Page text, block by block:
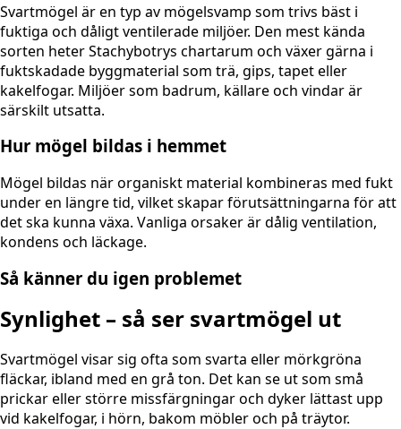
Svartmögel är en typ av mögelsvamp som trivs bäst i
fuktiga och dåligt ventilerade miljöer. Den mest kända
sorten heter Stachybotrys chartarum och växer gärna i
fuktskadade byggmaterial som trä, gips, tapet eller
kakelfogar. Miljöer som badrum, källare och vindar är
särskilt utsatta.
Hur mögel bildas i hemmet
Mögel bildas när organiskt material kombineras med fukt
under en längre tid, vilket skapar förutsättningarna för att
det ska kunna växa. Vanliga orsaker är dålig ventilation,
kondens och läckage.
Så känner du igen problemet
Synlighet – så ser svartmögel ut
Svartmögel visar sig ofta som svarta eller mörkgröna
fläckar, ibland med en grå ton. Det kan se ut som små
prickar eller större missfärgningar och dyker lättast upp
vid kakelfogar, i hörn, bakom möbler och på träytor.